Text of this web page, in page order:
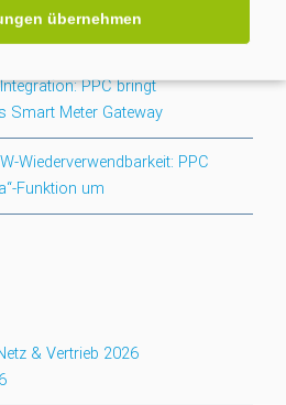
übernehmen
PPC erweitert BPL-Portfolio um
PPC bringt
Smart Meter Gateway
Wiederverwendbarkeit: PPC
Funktion um
& Vertrieb 2026